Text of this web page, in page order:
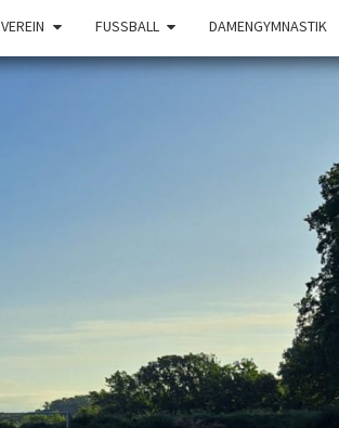
VEREIN FUSSBALL DAMENGYMNASTIK